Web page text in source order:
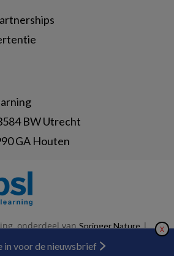
BW Utrecht
GA Houten
onderdeel vanSpringer Nature| X
in voor de nieuwsbriefAbonneren